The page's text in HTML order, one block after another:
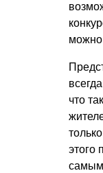
можно
что
этого